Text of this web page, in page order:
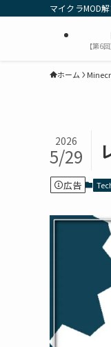
マイクラMOD
【第6
ホーム
2026
5/29
広告